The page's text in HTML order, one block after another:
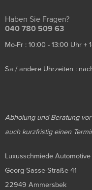
Haben Sie Fragen?
040 780 509 63
Mo-Fr : 10:00 - 13:00 Uhr +
Sa / andere Uhrzeiten :
Abholung und Beratung
auch kurzfristig einen
Luxusschmiede Automotive
Georg-Sasse-Straße 41
22949 Ammersbek